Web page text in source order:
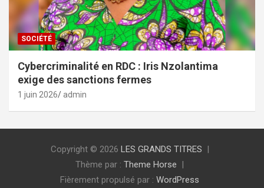
SOCIÉTÉ
Cybercriminalité en RDC : Iris Nzolantima
exige des sanctions fermes
1 juin 2026 admin
Copyright © 2026 LES GRANDS TITRES
Thème par : Theme Horse
Fièrement propulsé par : WordPress